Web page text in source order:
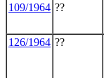
109/1964 ??
126/1964 ??